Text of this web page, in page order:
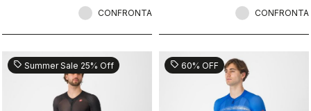
CONFRONTA CONFRONTA
sell Summer Sale 25% Off sell 60% OFF